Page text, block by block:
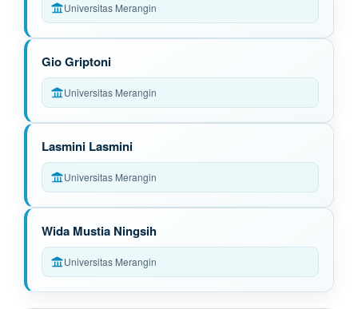
r
t
c
l
C
o
t
Universitas Merangin
Gio Griptoni
Universitas Merangin
Lasmini Lasmini
Universitas Merangin
Wida Mustia Ningsih
Universitas Merangin